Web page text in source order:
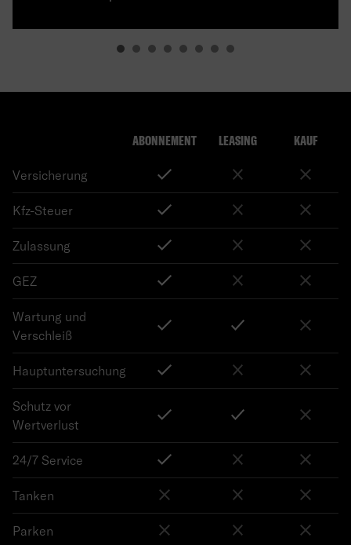
ABONNEMENT LEASING KAUF
Versicherung
Kfz-Steuer
Zulassung
GEZ
Wartung und
Verschleiß
Hauptuntersuchung
Schutz vor
Wertverlust
24/7 Service
Tanken
Parken